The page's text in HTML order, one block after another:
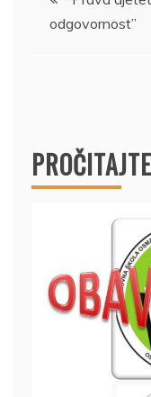
članaka
odgovornost”